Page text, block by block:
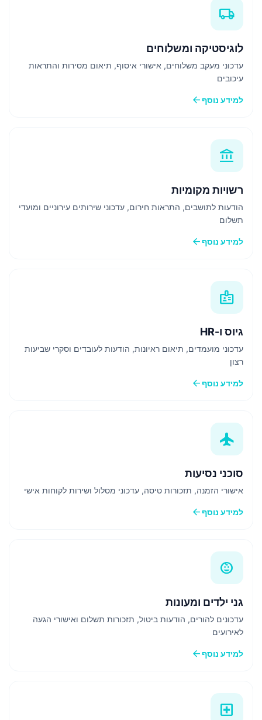
local_shipping
לוגיסטיקה ומשלוחים
עדכוני מעקב משלוחים, אישורי איסוף, תיאום מסירות והתראות
עיכובים
למידע נוסףarrow_back
account_balance
רשויות מקומיות
הודעות לתושבים, התראות חירום, עדכוני שירותים עירוניים ומועדי
תשלום
למידע נוסףarrow_back
badge
גיוס ו-HR
עדכוני מועמדים, תיאום ראיונות, הודעות לעובדים וסקרי שביעות
רצון
למידע נוסףarrow_back
flight
סוכני נסיעות
אישורי הזמנה, תזכורות טיסה, עדכוני מסלול ושירות לקוחות אישי
למידע נוסףarrow_back
child_care
גני ילדים ומעונות
עדכונים להורים, הודעות ביטול, תזכורות תשלום ואישורי הגעה
לאירועים
למידע נוסףarrow_back
local_hospital